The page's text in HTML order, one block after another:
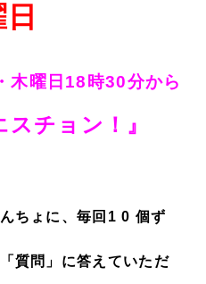
曜日18時30分から
スチョン！ 』
ちょに、毎回1 0 個ず
質問」に答えていただ